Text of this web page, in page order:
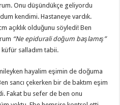
Onu düşündükçe geliyordu
kendimi. Hastaneye vardık.
açıklık olduğunu söyledi! Ben
“Ne epidurali doğum başlamış”
salladım tabii.
hayalim eşimin de doğuma
sancı çekerken bir de baktım eşim
Fakat bu sefer de ben onu